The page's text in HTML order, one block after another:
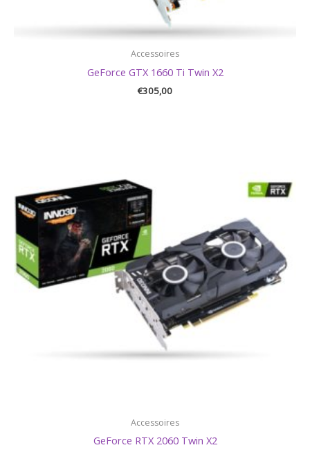
Accessoires
GeForce GTX 1660 Ti Twin X2
€305,00
Accessoires
GeForce RTX 2060 Twin X2